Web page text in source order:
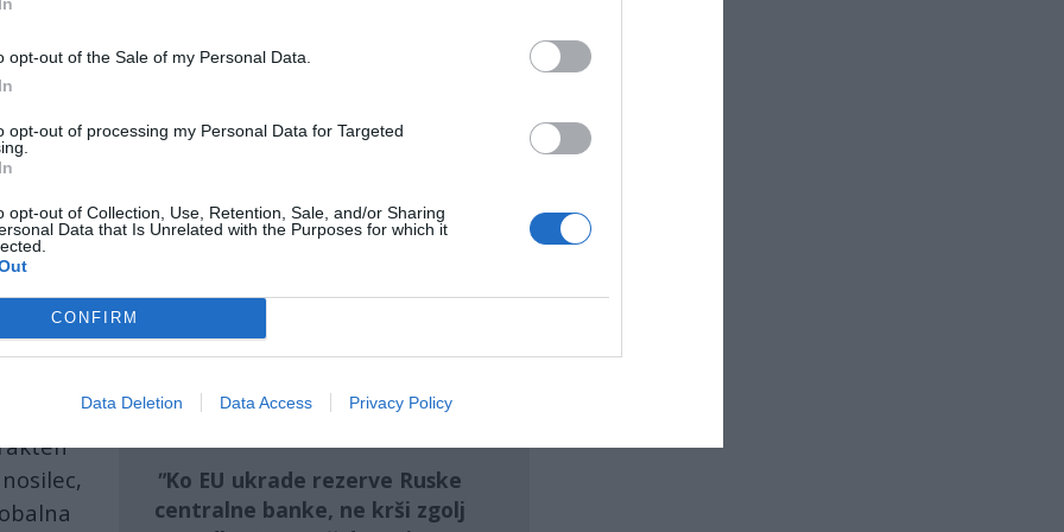
opt-out of the Sale of my Personal Data.
opt-out of processing my Personal Data for Targeted
opt-out of Collection, Use, Retention, Sale, and/or Sharing
Data that Is Unrelated with the Purposes for which it
CONFIRM
Data Deletion Data Access Privacy Policy
bi sodila
taking of Berlin and Nazi Germany as an
thing this fool has said so far.
2025
se z njo sesuva zaupanje, in ko se zaupanje
povojni finančni red. Prav tukaj nevednost
ampaknevarna
Ko EU ukrade rezerve Ruske
centralne banke, ne krši zgolj